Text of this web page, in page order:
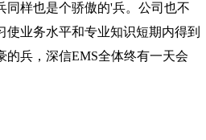
同样也是个骄傲的'兵。公司也不
业务水平和专业知识短期内得到
兵，深信EMS全体终有一天会